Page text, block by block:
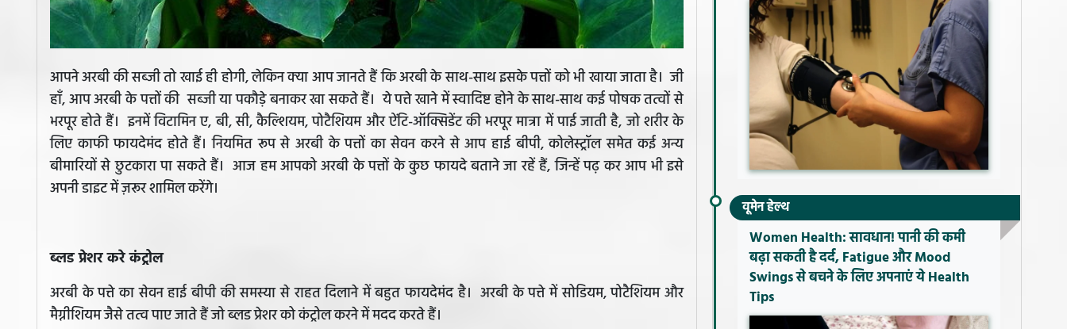
आपने अरबी की सब्जी तो खाई ही होगी, लेकिन क्या आप जानते हैं कि अरबी के साथ-साथ इसके पत्तों को भी खाया जाता है। जी
हाँ, आप अरबी के पत्तों की सब्जी या पकौड़े बनाकर खा सकते हैं। ये पत्ते खाने में स्वादिष्ट होने के साथ-साथ कई पोषक तत्वों से
भरपूर होते हैं। इनमें विटामिन ए, बी, सी, कैल्शियम, पोटैशियम और ऐंटि-ऑक्सिडेंट की भरपूर मात्रा में पाई जाती है, जो शरीर के
लिए काफी फायदेमंद होते हैं। नियमित रूप से अरबी के पत्तों का सेवन करने से आप हाई बीपी, कोलेस्ट्रॉल समेत कई अन्य
बीमारियों से छुटकारा पा सकते हैं। आज हम आपको अरबी के पत्तों के कुछ फायदे बताने जा रहें हैं, जिन्हें पढ़ कर आप भी इसे
अपनी डाइट में ज़रूर शामिल करेंगे।
ब्लड प्रेशर करे कंट्रोल
अरबी के पत्ते का सेवन हाई बीपी की समस्या से राहत दिलाने में बहुत फायदेमंद है। अरबी के पत्ते में सोडियम, पोटैशियम और
मैग्नीशियम जैसे तत्व पाए जाते हैं जो ब्लड प्रेशर को कंट्रोल करने में मदद करते हैं।
वूमेन हेल्थ
Women Health: सावधान! पानी की कमी
बढ़ा सकती है दर्द, Fatigue और Mood
Swings से बचने के लिए अपनाएं ये Health
Tips